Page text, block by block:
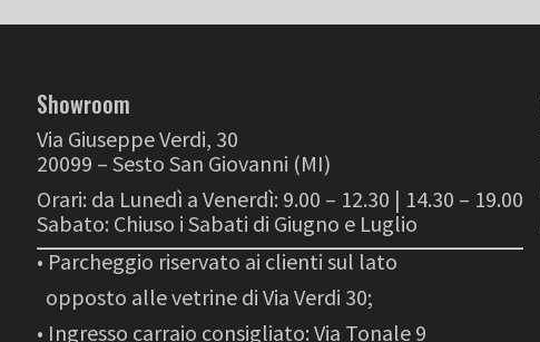
Showroom
Via Giuseppe Verdi, 30
20099 – Sesto San Giovanni (MI)
Orari: da Lunedì a Venerdì: 9.00 – 12.30 | 14.30 – 19.00
Sabato: Chiuso i Sabati di Giugno e Luglio
• Parcheggio riservato ai clienti sul lato
opposto alle vetrine di Via Verdi 30;
• Ingresso carraio consigliato: Via Tonale 9